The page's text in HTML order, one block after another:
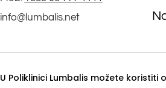
info@lumbalis.net
U Poliklinici Lumbalis možete